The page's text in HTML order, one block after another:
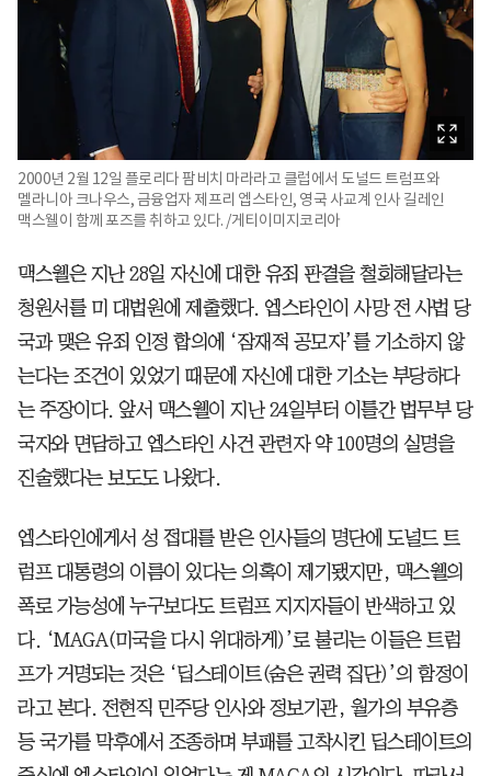
2000년 2월 12일 플로리다 팜비치 마라라고 클럽에서 도널드 트럼프와
멜라니아 크나우스, 금융업자 제프리 엡스타인, 영국 사교계 인사 길레인
맥스웰이 함께 포즈를 취하고 있다. /게티이미지코리아
맥스웰은 지난 28일 자신에 대한 유죄 판결을 철회해달라는
청원서를 미 대법원에 제출했다. 엡스타인이 사망 전 사법 당
국과 맺은 유죄 인정 합의에 ‘잠재적 공모자’를 기소하지 않
는다는 조건이 있었기 때문에 자신에 대한 기소는 부당하다
는 주장이다. 앞서 맥스웰이 지난 24일부터 이틀간 법무부 당
국자와 면담하고 엡스타인 사건 관련자 약 100명의 실명을
진술했다는 보도도 나왔다.
엡스타인에게서 성 접대를 받은 인사들의 명단에 도널드 트
럼프 대통령의 이름이 있다는 의혹이 제기됐지만, 맥스웰의
폭로 가능성에 누구보다도 트럼프 지지자들이 반색하고 있
다. ‘MAGA(미국을 다시 위대하게)’로 불리는 이들은 트럼
프가 거명되는 것은 ‘딥스테이트(숨은 권력 집단)’의 함정이
라고 본다. 전현직 민주당 인사와 정보기관, 월가의 부유층
등 국가를 막후에서 조종하며 부패를 고착시킨 딥스테이트의